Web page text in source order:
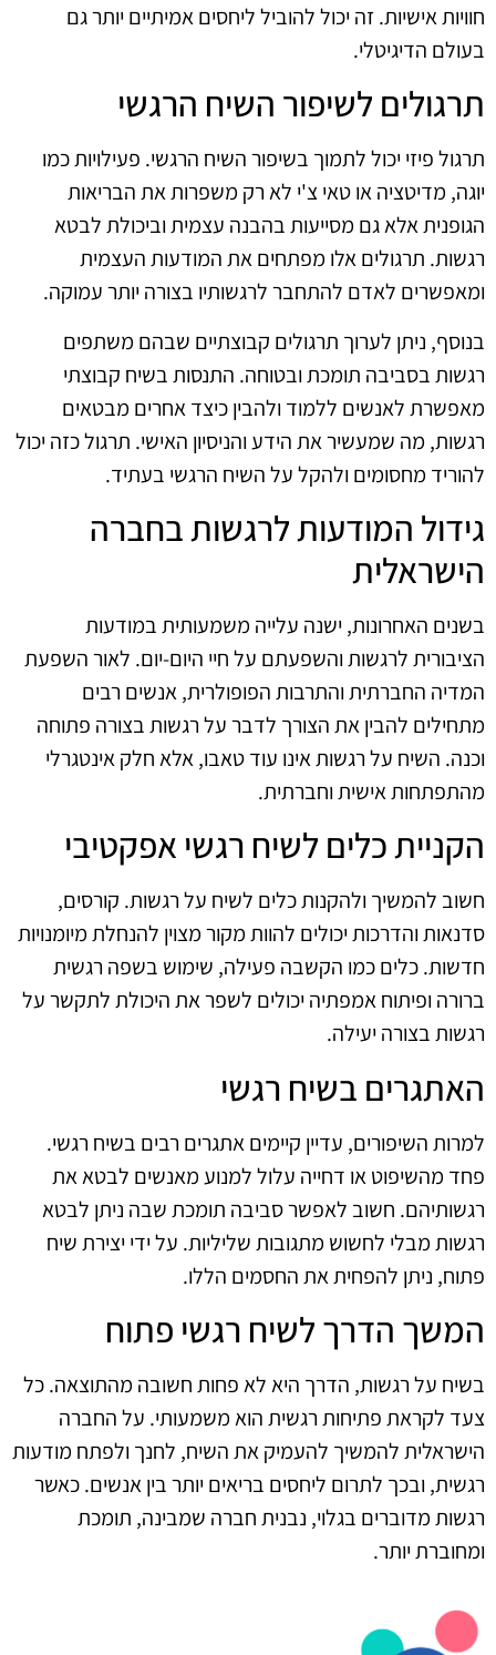
חוויות אישיות. זה יכול להוביל ליחסים אמיתיים יותר גם
בעולם הדיגיטלי.
תרגולים לשיפור השיח הרגשי
תרגול פיזי יכול לתמוך בשיפור השיח הרגשי. פעילויות כמו
יוגה, מדיטציה או טאי צ'י לא רק משפרות את הבריאות
הגופנית אלא גם מסייעות בהבנה עצמית וביכולת לבטא
רגשות. תרגולים אלו מפתחים את המודעות העצמית
ומאפשרים לאדם להתחבר לרגשותיו בצורה יותר עמוקה.
בנוסף, ניתן לערוך תרגולים קבוצתיים שבהם משתפים
רגשות בסביבה תומכת ובטוחה. התנסות בשיח קבוצתי
מאפשרת לאנשים ללמוד ולהבין כיצד אחרים מבטאים
רגשות, מה שמעשיר את הידע והניסיון האישי. תרגול כזה יכול
להוריד מחסומים ולהקל על השיח הרגשי בעתיד.
גידול המודעות לרגשות בחברה
הישראלית
בשנים האחרונות, ישנה עלייה משמעותית במודעות
הציבורית לרגשות והשפעתם על חיי היום-יום. לאור השפעת
המדיה החברתית והתרבות הפופולרית, אנשים רבים
מתחילים להבין את הצורך לדבר על רגשות בצורה פתוחה
וכנה. השיח על רגשות אינו עוד טאבו, אלא חלק אינטגרלי
מהתפתחות אישית וחברתית.
הקניית כלים לשיח רגשי אפקטיבי
חשוב להמשיך ולהקנות כלים לשיח על רגשות. קורסים,
סדנאות והדרכות יכולים להוות מקור מצוין להנחלת מיומנויות
חדשות. כלים כמו הקשבה פעילה, שימוש בשפה רגשית
ברורה ופיתוח אמפתיה יכולים לשפר את היכולת לתקשר על
רגשות בצורה יעילה.
האתגרים בשיח רגשי
למרות השיפורים, עדיין קיימים אתגרים רבים בשיח רגשי.
פחד מהשיפוט או דחייה עלול למנוע מאנשים לבטא את
רגשותיהם. חשוב לאפשר סביבה תומכת שבה ניתן לבטא
רגשות מבלי לחשוש מתגובות שליליות. על ידי יצירת שיח
פתוח, ניתן להפחית את החסמים הללו.
המשך הדרך לשיח רגשי פתוח
בשיח על רגשות, הדרך היא לא פחות חשובה מהתוצאה. כל
צעד לקראת פתיחות רגשית הוא משמעותי. על החברה
הישראלית להמשיך להעמיק את השיח, לחנך ולפתח מודעות
רגשית, ובכך לתרום ליחסים בריאים יותר בין אנשים. כאשר
רגשות מדוברים בגלוי, נבנית חברה שמבינה, תומכת
ומחוברת יותר.